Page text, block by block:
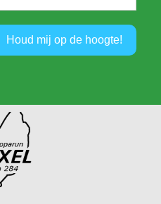
Houd mij op de hoogte!